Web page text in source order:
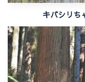
キバシリち